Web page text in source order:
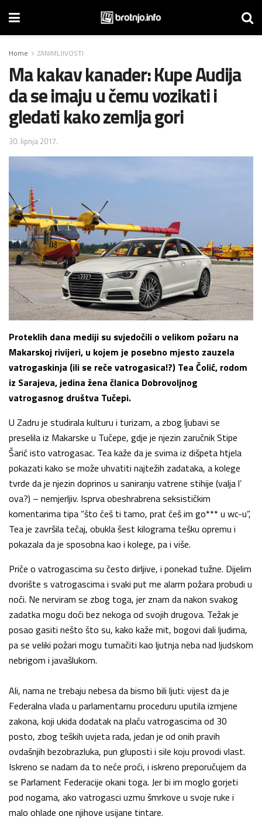
Home ZANIMLJIVOSTI
Ma kakav kanader: Kupe Audija
da se imaju u čemu vozikati i
gledati kako zemlja gori
30. lipnja 2017.
Proteklih dana mediji su svjedočili o velikom požaru na
Makarskoj rivijeri, u kojem je posebno mjesto zauzela
vatrogaskinja (ili se reče vatrogasica!?) Tea Čolić, rodom
iz Sarajeva, jedina žena članica Dobrovoljnog
vatrogasnog društva Tučepi.
U Zadru je studirala kulturu i turizam, a zbog ljubavi se
preselila iz Makarske u Tučepe, gdje je njezin zaručnik Stipe
Šarić isto vatrogasac. Tea kaže da je svima iz dišpeta htjela
pokazati kako se može uhvatiti najtežih zadataka, a kolege
tvrde da je njezin doprinos u saniranju vatrene stihije (valja l’
ova?) – nemjerljiv. Isprva obeshrabrena seksističkim
komentarima tipa “što ćeš ti tamo, prat ćeš im go*** u wc-u”,
Tea je završila tečaj, obukla šest kilograma tešku opremu i
pokazala da je sposobna kao i kolege, pa i više.
Priče o vatrogascima su često dirljive, i ponekad tužne. Dijelim
dvorište s vatrogascima i svaki put me alarm požara probudi u
noći. Ne nerviram se zbog toga, jer znam da nakon svakog
zadatka mogu doći bez nekoga od svojih drugova. Težak je
posao gasiti nešto što su, kako kaže mit, bogovi dali ljudima,
pa se veliki požari mogu tumačiti kao ljutnja neba nad ljudskom
nebrigom i javašlukom.
Ali, nama ne trebaju nebesa da bismo bili ljuti: vijest da je
Federalna vlada u parlamentarnu proceduru uputila izmjene
zakona, koji ukida dodatak na plaću vatrogascima od 30
posto, zbog teških uvjeta rada, jedan je od onih pravih
ovdašnjih bezobrazluka, pun gluposti i sile koju provodi vlast.
Iskreno se nadam da to neće proći, i iskreno preporučujem da
se Parlament Federacije okani toga. Jer bi im moglo gorjeti
pod nogama, ako vatrogasci uzmu šmrkove u svoje ruke i
malo ohlade one njihove usijane tintare.